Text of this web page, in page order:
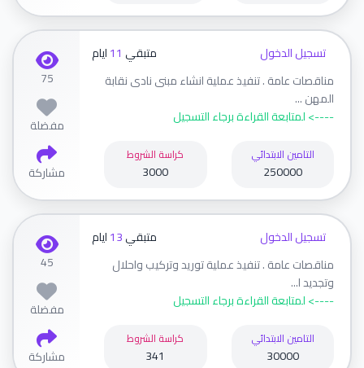
تسجيل الدخول متبقي 11ايام
مناقصات عامة . تنفيذ عملية انشاء مبنى نادى نقابة
المهن ...
----> لمتابعة القراءة برجاء التسجيل
التامين الابتدائي
250000
كراسة الشروط
3000
75
مفضلة
مشاركة
تسجيل الدخول متبقي13ايام
مناقصات عامة . تنفيذ عملية توريد وتركيب واحلال
وتجديد ا...
----> لمتابعة القراءة برجاء التسجيل
التامين الابتدائي
30000
كراسة الشروط
341
45
مفضلة
مشاركة